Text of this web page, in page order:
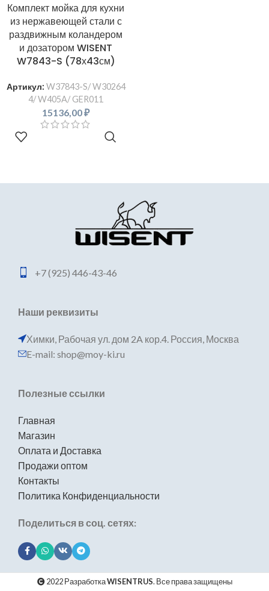
Комплект мойка для кухни
из нержавеющей стали с
раздвижным коландером
и дозатором WISENT
W7843-S (78х43см)
Артикул: W37843-S/ W30264
4/ W405A/ GER011
15136,00₽
+7 (925) 446-43-46
Наши реквизиты
Химки, Рабочая ул. дом 2A кор.4. Россия, Москва
E-mail: shop@moy-ki.ru
Полезные ссылки
Главная
Магазин
Оплата и Доставка
Продажи оптом
Контакты
Политика Конфиденциальности
Поделиться в соц. сетях:
2022 РазработкаWISENTRUS. Все права защищены